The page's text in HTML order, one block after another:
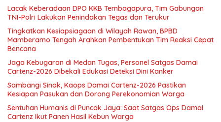
Lacak Keberadaan DPO KKB Tembagapura, Tim Gabungan
TNI-Polri Lakukan Penindakan Tegas dan Terukur
Tingkatkan Kesiapsiagaan di Wilayah Rawan, BPBD
Mamberamo Tengah Arahkan Pembentukan Tim Reaksi Cepat
Bencana
Jaga Kebugaran di Medan Tugas, Personel Satgas Damai
Cartenz-2026 Dibekali Edukasi Deteksi Dini Kanker
Sambangi Sinak, Kaops Damai Cartenz-2026 Pastikan
Kesiapan Pasukan dan Dorong Perekonomian Warga
Sentuhan Humanis di Puncak Jaya: Saat Satgas Ops Damai
Cartenz Ikut Panen Hasil Kebun Warga